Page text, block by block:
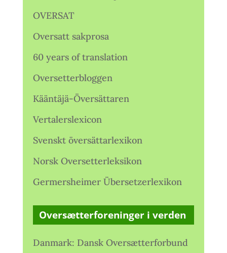
OVERSAT
Oversatt sakprosa
60 years of translation
Oversetterbloggen
Kääntäjä-Översättaren
Vertalerslexicon
Svenskt översättarlexikon
Norsk Oversetterleksikon
Germersheimer Übersetzerlexikon
Oversætterforeninger i verden
Danmark: Dansk Oversætterforbund